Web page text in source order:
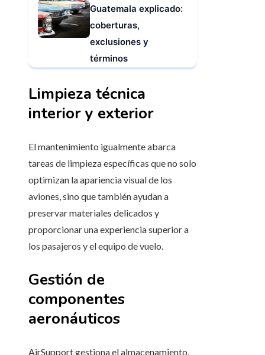
Guatemala explicado:
coberturas,
exclusiones y
términos
Limpieza técnica
interior y exterior
El mantenimiento igualmente abarca
tareas de limpieza específicas que no solo
optimizan la apariencia visual de los
aviones, sino que también ayudan a
preservar materiales delicados y
proporcionar una experiencia superior a
los pasajeros y el equipo de vuelo.
Gestión de
componentes
aeronáuticos
AirSupport gestiona el almacenamiento,